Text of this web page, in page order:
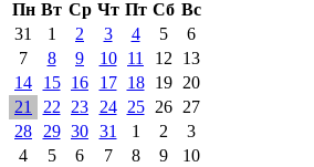
Пн Вт Ср Чт Пт Сб Вс
31
1 2 3 4 5
6
7
8 9 10 11 12
13
14
15 16 17 18 19
20
21
22 23 24 25 26
27
28
29 30 31 1 2
3
4
5 6 7 8 9 10